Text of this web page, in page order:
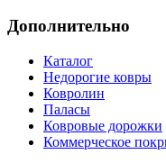
Дополнительно
Каталог
Недорогие ковры
Ковролин
Паласы
Ковровые дорожки
Коммерческое